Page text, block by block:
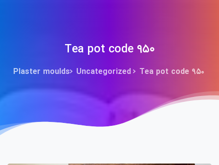
Tea pot code ۹۵۰
Plaster moulds Uncategorized Tea pot code ۹۵۰